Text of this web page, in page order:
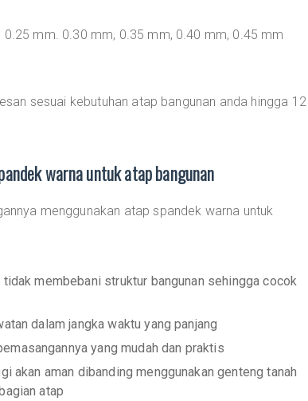
mm. 0.30 mm, 0.35 mm, 0.40 mm, 0.45 mm
sesuai kebutuhan atap bangunan anda hingga 12
warna untuk atap bangunan
menggunakan atap spandek warna untuk
membebani struktur bangunan sehingga cocok
dalam jangka waktu yang panjang
yang mudah dan praktis
akan aman dibanding menggunakan genteng tanah
atap